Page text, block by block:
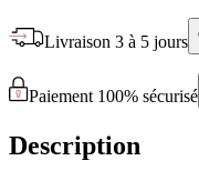
Livraison 3 à 5 jours
Paiement 100% sécurisé
Description